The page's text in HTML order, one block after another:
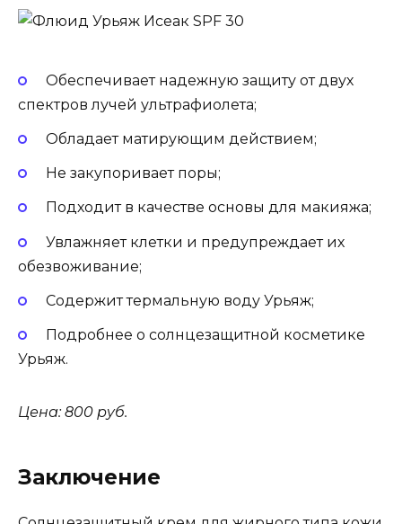
Обеспечивает надежную защиту от двух
спектров лучей ультрафиолета;
Обладает матирующим действием;
Не закупоривает поры;
Подходит в качестве основы для макияжа;
Увлажняет клетки и предупреждает их
обезвоживание;
Содержит термальную воду Урьяж;
Подробнее о солнцезащитной косметике
Урьяж.
Цена: 800 руб.
Заключение